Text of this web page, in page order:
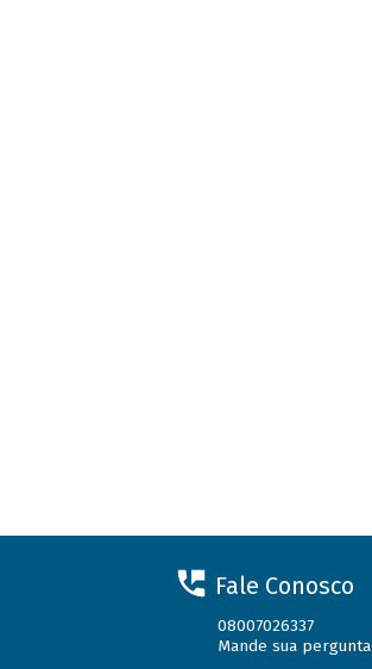
Fale Conosco
08007026337
Mande sua pergunta